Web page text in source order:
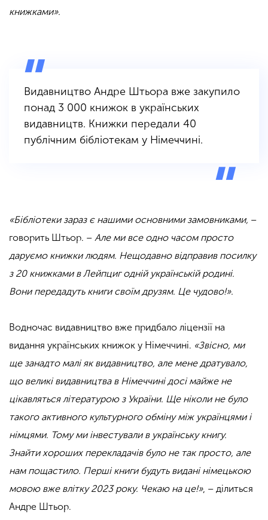
книжками».
Видавництво Андре Штьора вже закупило
понад 3 000 книжок в українських
видавництв. Книжки передали 40
публічним бібліотекам у Німеччині.
«Бібліотеки зараз є нашими основними замовниками, –
говорить Штьор. – Але ми все одно часом просто
даруємо книжки людям. Нещодавно відправив посилку
з 20 книжками в Лейпциг одній українській родині.
Вони передадуть книги своїм друзям. Це чудово!».
Водночас видавництво вже придбало ліцензії на
видання українських книжок у Німеччині. «Звісно, ми
ще занадто малі як видавництво, але мене дратувало,
що великі видавництва в Німеччині досі майже не
цікавляться літературою з України. Ще ніколи не було
такого активного культурного обміну між українцями і
німцями. Тому ми інвестували в українську книгу.
Знайти хороших перекладачів було не так просто, але
нам пощастило. Перші книги будуть видані німецькою
мовою вже влітку 2023 року. Чекаю на це!», – ділиться
Андре Штьор.